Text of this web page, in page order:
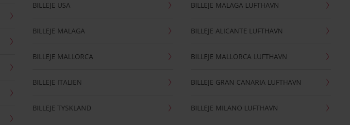
BILLEJE USA
BILLEJE MALAGA
BILLEJE MALLORCA
BILLEJE ITALIEN
BILLEJE TYSKLAND
BILLEJE MALAGA LUFTHAVN
BILLEJE ALICANTE LUFTHAVN
BILLEJE MALLORCA LUFTHAVN
BILLEJE GRAN CANARIA LUFTHAVN
BILLEJE MILANO LUFTHAVN